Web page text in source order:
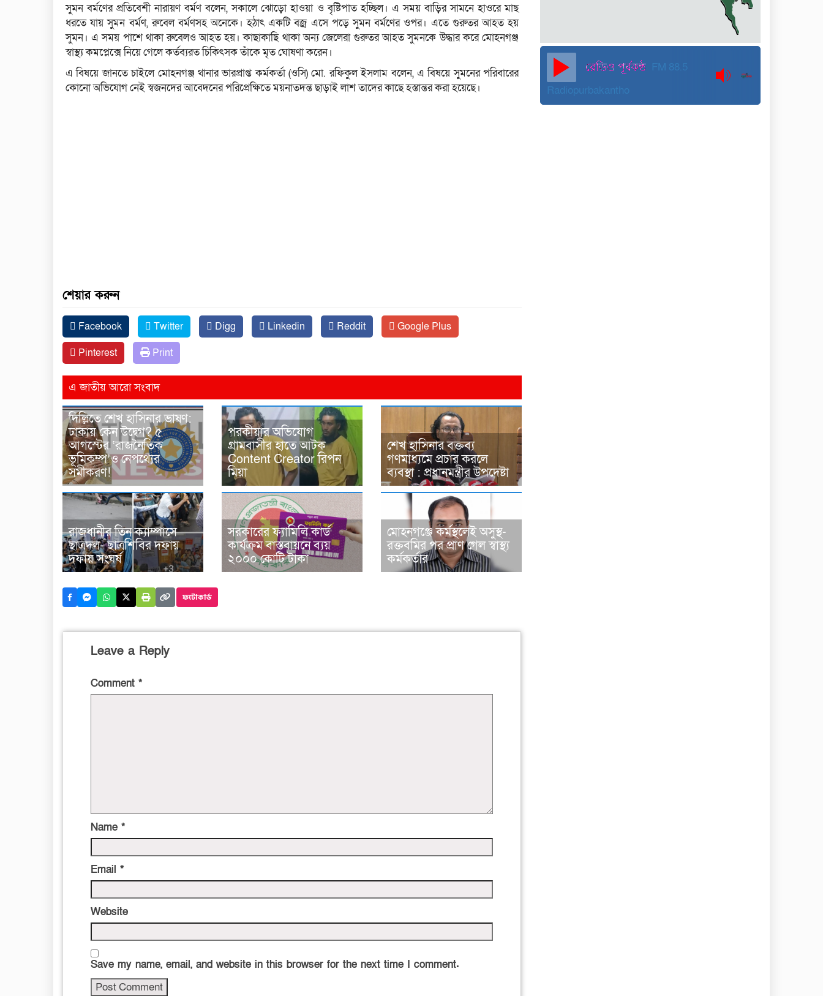
সুমন বর্মণের প্রতিবেশী নারায়ণ বর্মণ বলেন, সকালে ঝোড়ো হাওয়া ও বৃষ্টিপাত হচ্ছিল। এ সময় বাড়ির সামনে হাওরে মাছ
ধরতে যায় সুমন বর্মণ, রুবেল বর্মণসহ অনেকে। হঠাৎ একটি বজ্র এসে পড়ে সুমন বর্মণের ওপর। এতে গুরুতর আহত হয়
সুমন। এ সময় পাশে থাকা রুবেলও আহত হয়। কাছাকাছি থাকা অন্য জেলেরা গুরুতর আহত সুমনকে উদ্ধার করে মোহনগঞ্জ
স্বাস্থ্য কমপ্লেক্সে নিয়ে গেলে কর্তব্যরত চিকিৎসক তাঁকে মৃত ঘোষণা করেন।
এ বিষয়ে জানতে চাইলে মোহনগঞ্জ থানার ভারপ্রাপ্ত কর্মকর্তা (ওসি) মো. রফিকুল ইসলাম বলেন, এ বিষয়ে সুমনের পরিবারের
কোনো অভিযোগ নেই স্বজনদের আবেদনের পরিপ্রেক্ষিতে ময়নাতদন্ত ছাড়াই লাশ তাদের কাছে হস্তান্তর করা হয়েছে।
শেয়ার করুন
Facebook Twitter Digg Linkedin Reddit
Google Plus
Pinterest
Print
এ জাতীয় আরো সংবাদ
দিল্লিতে শেখ হাসিনার ভাষণ:
ঢাকায় কেন উদ্বেগ? ৫
আগস্টের ‘রাজনৈতিক
ভূমিকম্প’ও নেপথ্যের
সমীকরণ!
পরকীয়ার অভিযোগ
গ্রামবাসীর হাতে আটক
Content Creator রিপন
মিয়া
শেখ হাসিনার বক্তব্য
গণমাধ্যমে প্রচার করলে
ব্যবস্থা : প্রধানমন্ত্রীর উপদেষ্টা
রাজধানীর তিন ক্যাম্পাসে
ছাত্রদল- ছাত্রশিবির দফায়
দফায় সংঘর্ষ
সরকারের ফ্যামিলি কার্ড
কার্যক্রম বাস্তবায়নে ব্যয়
২০০০ কোটি টাকা
মোহনগঞ্জে কর্মস্থলেই অসুস্থ-
রক্তবমির পর প্রাণ গেল স্বাস্থ্য
কর্মকর্তার
ফটোকার্ড
Leave a Reply
Comment *
Name *
Email *
Website
Save my name, email, and website in this browser for the next time I comment.
দুবাইয়ে কারাগার থেকে মুক্তি
মহাপরিদর্শক বেনজীর আহমেদ
FM 88.5
Radiopurbakantho